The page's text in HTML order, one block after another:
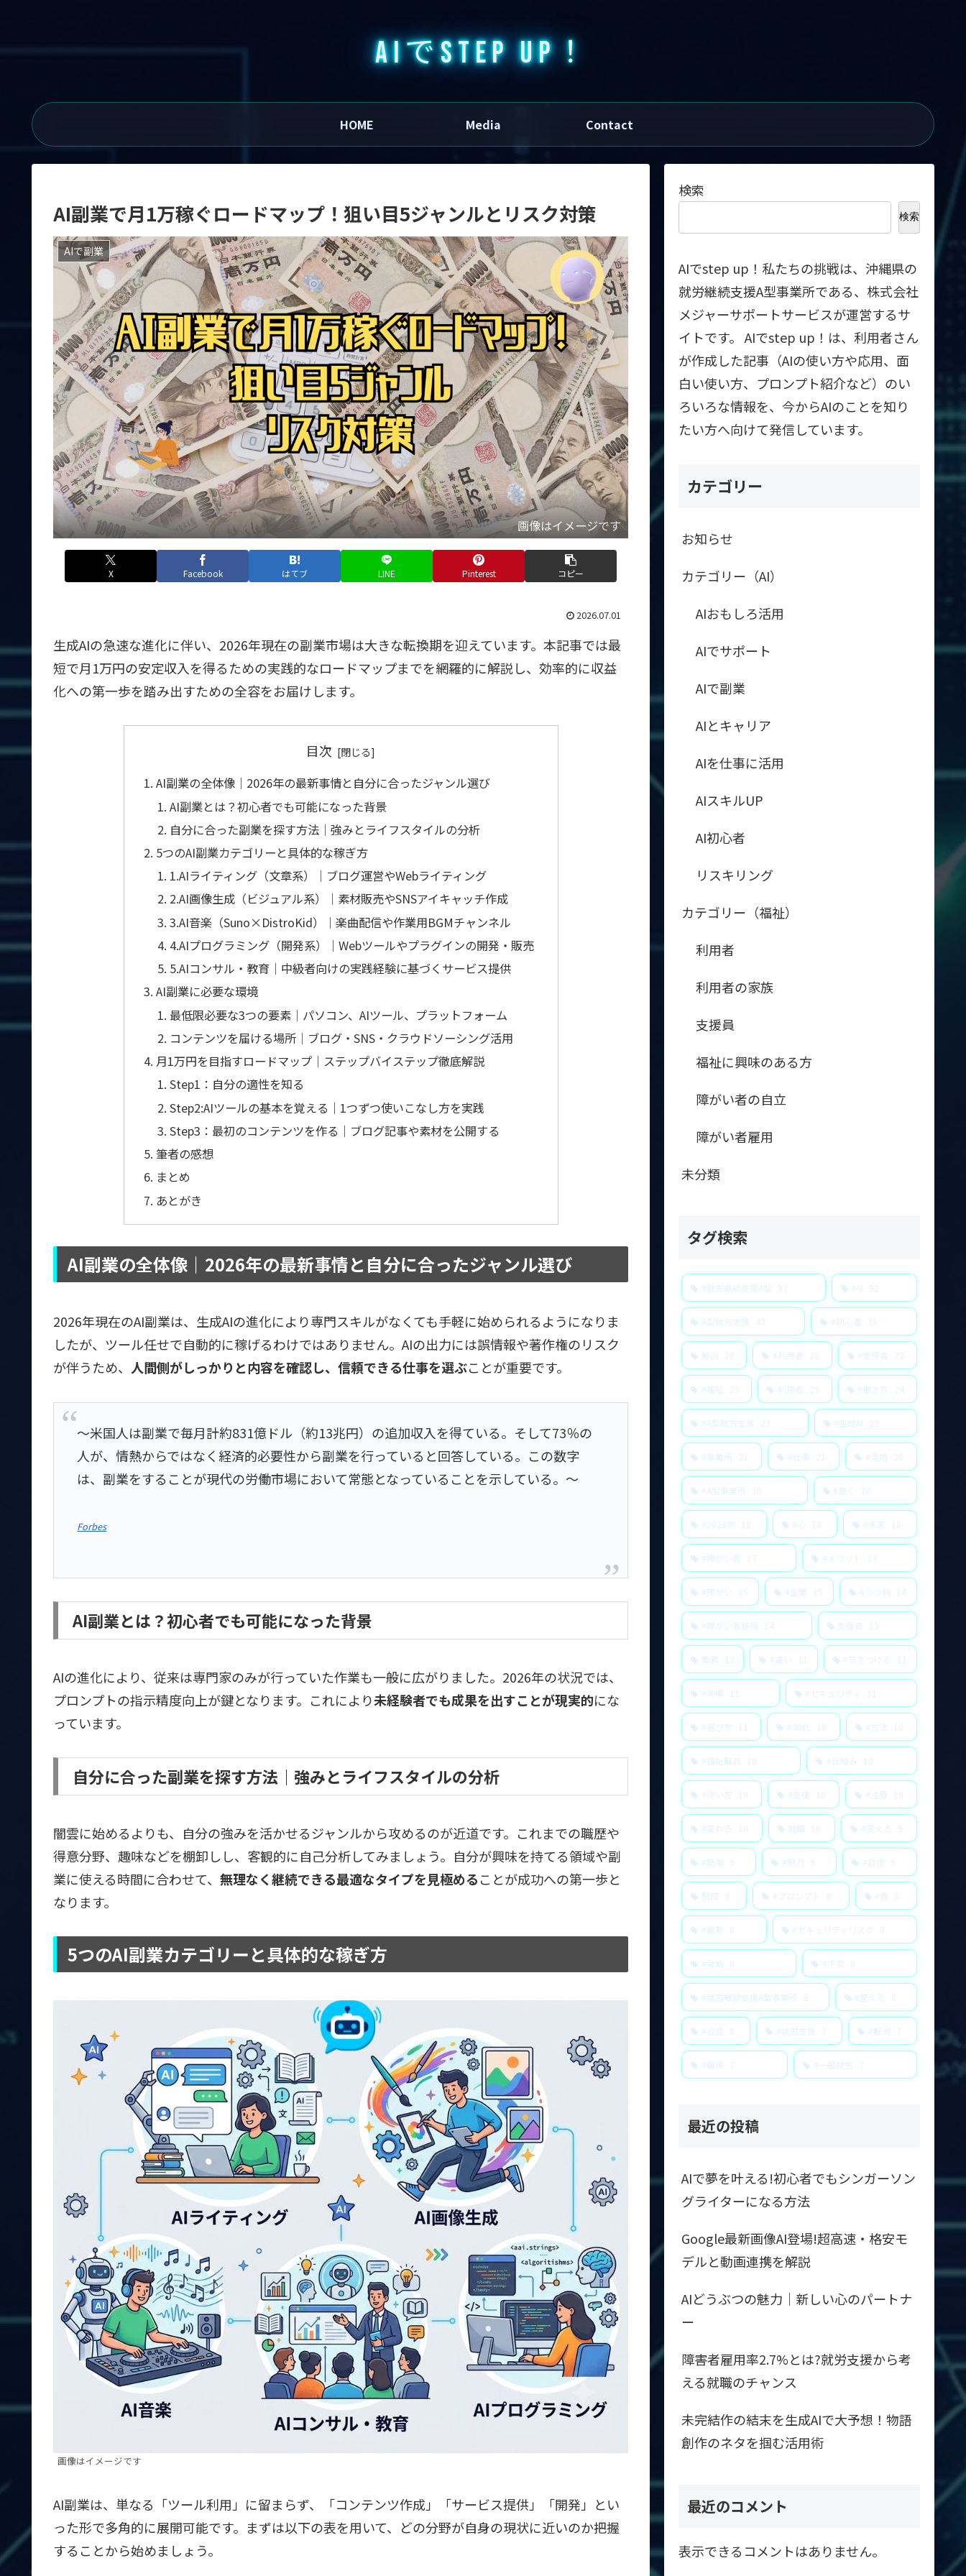
AIでSTEP UP！
HOME Media Contact
AI副業で月1万稼ぐロードマップ！狙い目5ジャンルとリスク対策
AIで副業
画像はイメージです
X Facebook はてブ LINE Pinterest コピー
2026.07.01
生成AIの急速な進化に伴い、2026年現在の副業市場は大きな転換期を迎えています。本記事では最
短で月1万円の安定収入を得るための実践的なロードマップまでを網羅的に解説し、効率的に収益
化への第一歩を踏み出すための全容をお届けします。
目次
AI副業の全体像｜2026年の最新事情と自分に合ったジャンル選び
AI副業とは？初心者でも可能になった背景
自分に合った副業を探す方法｜強みとライフスタイルの分析
5つのAI副業カテゴリーと具体的な稼ぎ方
1.AIライティング（文章系）｜ブログ運営やWebライティング
2.AI画像生成（ビジュアル系）｜素材販売やSNSアイキャッチ作成
3.AI音楽（Suno×DistroKid）｜楽曲配信や作業用BGMチャンネル
4.AIプログラミング（開発系）｜Webツールやプラグインの開発・販売
5.AIコンサル・教育｜中級者向けの実践経験に基づくサービス提供
AI副業に必要な環境
最低限必要な3つの要素｜パソコン、AIツール、プラットフォーム
コンテンツを届ける場所｜ブログ・SNS・クラウドソーシング活用
月1万円を目指すロードマップ｜ステップバイステップ徹底解説
Step1：自分の適性を知る
Step2:AIツールの基本を覚える｜1つずつ使いこなし方を実践
Step3：最初のコンテンツを作る｜ブログ記事や素材を公開する
筆者の感想
まとめ
あとがき
AI副業の全体像｜2026年の最新事情と自分に合ったジャンル選び
2026年現在のAI副業は、生成AIの進化により専門スキルがなくても手軽に始められるようになりま
したが、ツール任せで自動的に稼げるわけではありません。AIの出力には誤情報や著作権のリスク
が伴うため、 人間側がしっかりと内容を確認し、信頼できる仕事を選ぶことが重要です。
～米国人は副業で毎月計約831億ドル（約13兆円）の追加収入を得ている。そして73％の
人が、情熱からではなく経済的必要性から副業を行っていると回答している。この数字
は、副業をすることが現代の労働市場において常態となっていることを示している。～
Forbes
AI副業とは？初心者でも可能になった背景
AIの進化により、従来は専門家のみが行っていた作業も一般に広がりました。2026年の状況では、
プロンプトの指示精度向上が鍵となります。これにより未経験者でも成果を出すことが現実的にな
っています。
自分に合った副業を探す方法｜強みとライフスタイルの分析
闇雲に始めるよりも、自分の強みを活かせるジャンルから攻めるのが近道です。これまでの職歴や
得意分野、趣味などを棚卸しし、客観的に自己分析してみましょう。自分が興味を持てる領域や副
業に使える時間に合わせて、 無理なく継続できる最適なタイプを見極めることが成功への第一歩と
なります。
5つのAI副業カテゴリーと具体的な稼ぎ方
画像はイメージです
AI副業は、単なる「ツール利用」に留まらず、「コンテンツ作成」「サービス提供」「開発」とい
った形で多角的に展開可能です。まずは以下の表を用いて、どの分野が自身の現状に近いのか把握
することから始めましょう。
検索
検索
AIでstep up！私たちの挑戦は、沖縄県の
就労継続支援A型事業所である、株式会社
メジャーサポートサービスが運営するサ
イトです。 AIでstep up！は、利用者さん
が作成した記事（AIの使い方や応用、面
白い使い方、プロンプト紹介など）のい
ろいろな情報を、今からAIのことを知り
たい方へ向けて発信しています。
カテゴリー
お知らせ
カテゴリー（AI）
AIおもしろ活用
AIでサポート
AIで副業
AIとキャリア
AIを仕事に活用
AIスキルUP
AI初心者
リスキリング
カテゴリー（福祉）
利用者
利用者の家族
支援員
福祉に興味のある方
障がい者の自立
障がい者雇用
未分類
タグ検索
#就労継続支援A型 97 #AI 92
A型就労支援 43 #初心者 35
解説 29 #利用者 28 #支援員 28
#福祉 25 利用者 25 #働き方 24
#A型就労支援 23 #生成AI 22
#事業所 21 #仕事 21 #活用 20
#A型事業所 20 #働く 20
#2026年 18 #心 18 #未来 18
#障がい者 17 #メリット 17
#障がい 15 #企業 15 #うつ病 14
#障がい者雇用 14 支援員 13
業務 12 #違い 11 #気をつける 11
#沖縄 11 #セキュリティ 11
#選び方 11 #40代 10 #方法 10
#福祉職員 10 #仕組み 10
#使い方 10 #支援 10 #注意 10
#変わる 10 就職 10 #変える 9
#簡単 9 #魅力 9 #自信 9
制度 9 #プロンプト 8 #春 8
#最新 8 #セキュリティリスク 8
#脅威 8 #不安 8
#就労継続支援A型事業所 8 #整える 8
#必見 8 #就労支援 7 #解消 7
#職場 7 #一般就労 7
最近の投稿
AIで夢を叶える!初心者でもシンガーソン
グライターになる方法
Google最新画像AI登場!超高速・格安モ
デルと動画連携を解説
AIどうぶつの魅力｜新しい心のパートナ
ー
障害者雇用率2.7%とは?就労支援から考
える就職のチャンス
未完結作の結末を生成AIで大予想！物語
創作のネタを掴む活用術
最近のコメント
表示できるコメントはありません。